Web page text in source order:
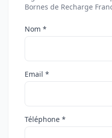
Bornes de Recharge
Nom *
Email *
Téléphone *